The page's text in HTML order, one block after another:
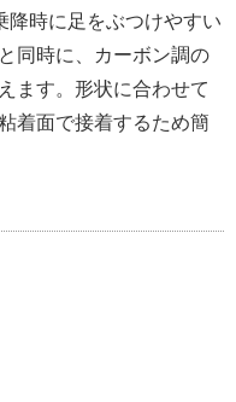
時に足をぶつけやすい
同時に、カーボン調の
ます。形状に合わせて
着面で接着するため簡